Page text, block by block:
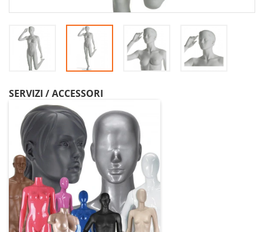
SERVIZI / ACCESSORI